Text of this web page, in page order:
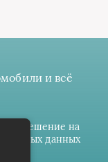
и всё
разрешение на
данных